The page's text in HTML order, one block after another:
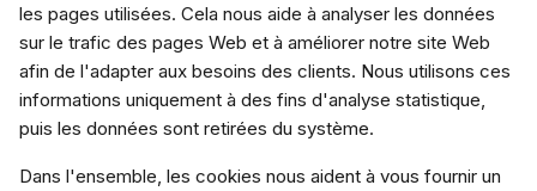
les pages utilisées. Cela nous aide à analyser les données
sur le trafic des pages Web et à améliorer notre site Web
afin de l'adapter aux besoins des clients. Nous utilisons ces
informations uniquement à des fins d'analyse statistique,
puis les données sont retirées du système.
Dans l'ensemble, les cookies nous aident à vous fournir un